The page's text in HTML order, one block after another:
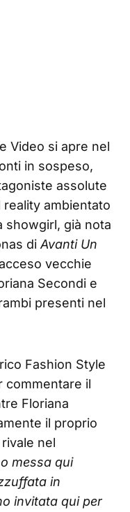
Video si apre nel
in sospeso,
assolute
ambientato
showgirl, già nota
di Avanti Un
vecchie
Secondi e
presenti nel
Fashion Style
commentare il
Floriana
il proprio
nel
messa qui
in
invitata qui per